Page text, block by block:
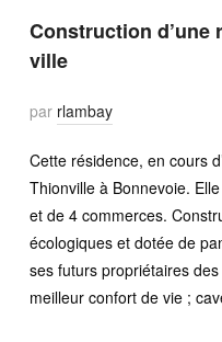
Construction d’une
ville
par rlambay
Cette résidence, en cours
Thionville à Bonnevoie.
et de 4 commerces.
écologiques et dotée de
ses futurs propriétaires
meilleur confort de vie ;